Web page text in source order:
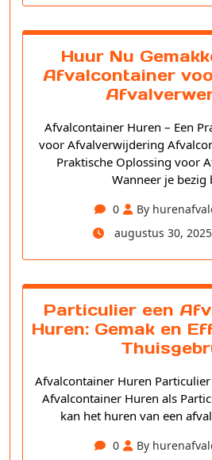
Huur Nu
Afvalcontainer
Afvalcontainer Huren – Een
voor Afvalverwijdering
Praktische Oplossing voor
Wanneer je bezig
0
By
augustus 30,
Particulier een
Huren: Gemak en
Afvalcontainer Huren
Afvalcontainer Huren als
kan het huren van een
0
By